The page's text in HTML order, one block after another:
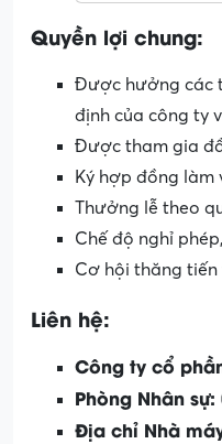
Quyền lợi chung:
Được hưởng các
định của công ty
Được tham gia
Ký hợp đồng làm
Thưởng lễ theo
Chế độ nghỉ
Cơ hội thăng
Liên hệ:
Công ty cổ
Phòng Nhân
Địa chỉ Nhà